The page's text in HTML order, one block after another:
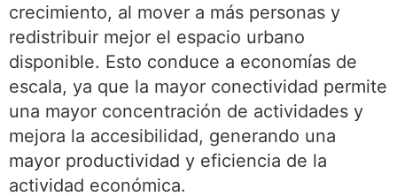
crecimiento, al mover a más personas y
redistribuir mejor el espacio urbano
disponible. Esto conduce a economías de
escala, ya que la mayor conectividad permite
una mayor concentración de actividades y
mejora la accesibilidad, generando una
mayor productividad y eficiencia de la
actividad económica.